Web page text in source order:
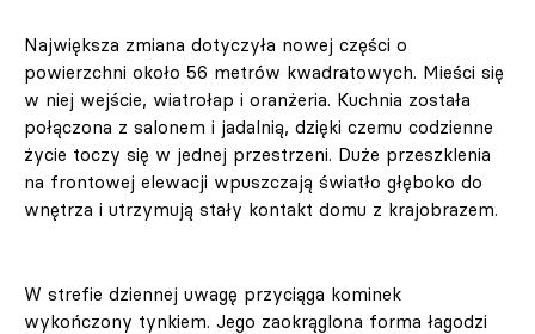
Największa zmiana dotyczyła nowej części o
powierzchni około 56 metrów kwadratowych. Mieści się
w niej wejście, wiatrołap i oranżeria. Kuchnia została
połączona z salonem i jadalnią, dzięki czemu codzienne
życie toczy się w jednej przestrzeni. Duże przeszklenia
na frontowej elewacji wpuszczają światło głęboko do
wnętrza i utrzymują stały kontakt domu z krajobrazem.
W strefie dziennej uwagę przyciąga kominek
wykończony tynkiem. Jego zaokrąglona forma łagodzi